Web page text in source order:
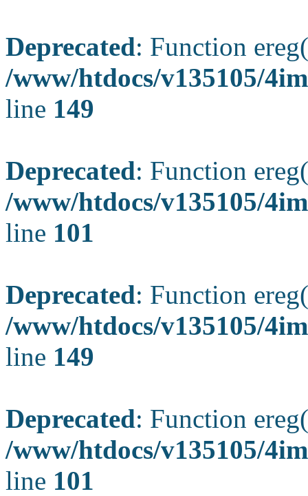
Deprecated: Function
/www/htdocs/v135105/
line 149
Deprecated: Function
/www/htdocs/v135105/
line 101
Deprecated: Function
/www/htdocs/v135105/
line 149
Deprecated: Function
/www/htdocs/v135105/
line 101